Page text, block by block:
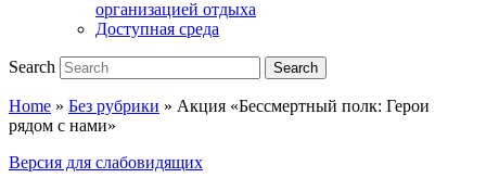
организацией отдыха
Доступная среда
Search Search
Home » Без рубрики » Акция «Бессмертный полк: Герои
рядом с нами»
Версия для слабовидящих